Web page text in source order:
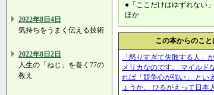
2022年8日4日
気持ちをうまく伝える技術
2022年8日2日
人生の「ねじ」を巻く77の
教え
●「ここだけはゆずれない
ほか
この本からのこと
「怒りすぎて失敗する人」
メリカなのです。 マイルド
れば「競争心が強い」 とい
ょうか。 ひるがえって日本